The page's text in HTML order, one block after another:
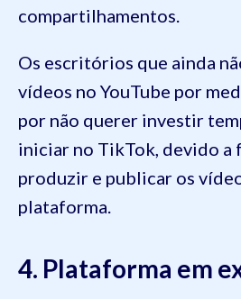
compartilhamentos.
Os escritórios que ainda
vídeos no YouTube por
por não querer investir
iniciar no TikTok, devido a
produzir e publicar os
plataforma.
4. Plataforma em